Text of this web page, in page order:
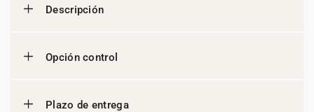
Descripción
Opción control
Plazo de entrega